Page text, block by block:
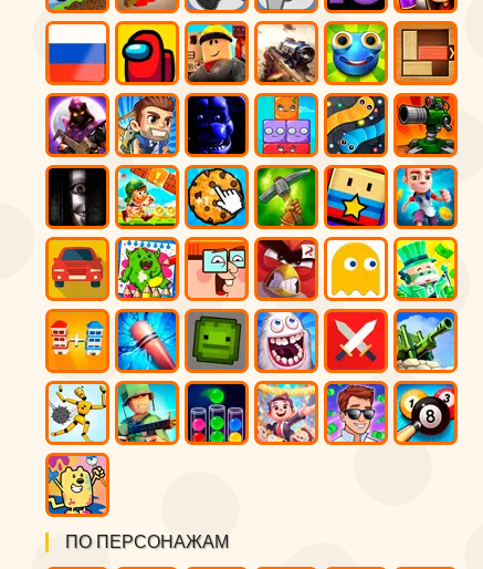
ПО ПЕРСОНАЖАМ